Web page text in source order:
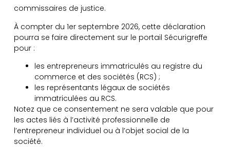
commissaires de justice.
À compter du 1er septembre 2026, cette déclaration
pourra se faire directement sur le portail Sécurigreffe
pour :
les entrepreneurs immatriculés au registre du
commerce et des sociétés (RCS) ;
les représentants légaux de sociétés
immatriculées au RCS.
Notez que ce consentement ne sera valable que pour
les actes liés à l’activité professionnelle de
l’entrepreneur individuel ou à l’objet social de la
société.